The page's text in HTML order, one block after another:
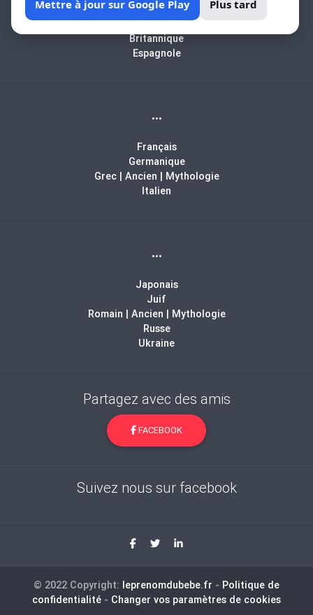
Mettre à jour sur Google Play Plus tard
Arabe
Biblique
Britannique
Espagnole
...
Français
Germanique
Grec | Ancien | Mythologie
Italien
...
Japonais
Juif
Romain | Ancien | Mythologie
Russe
Ukraine
Partagez avec des amis
FACEBOOK
Suivez nous sur facebook
© 2022 Copyright: leprenomdubebe.fr - Politique de
confidentialité - Changer vos paramètres de cookies